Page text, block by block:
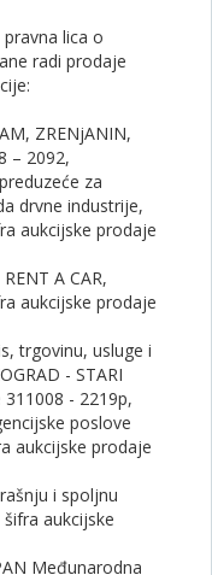
lica o
radi prodaje
ZRENjANIN,
– 2092,
za
drvne industrije,
aukcijske prodaje
A CAR,
aukcijske prodaje
trgovinu, usluge i
- STARI
- 2219p,
poslove
aukcijske prodaje
i spoljnu
šifra aukcijske
Međunarodna